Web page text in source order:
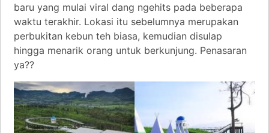
baru yang mulai viral dang ngehits pada beberapa
waktu terakhir. Lokasi itu sebelumnya merupakan
perbukitan kebun teh biasa, kemudian disulap
hingga menarik orang untuk berkunjung. Penasaran
ya??